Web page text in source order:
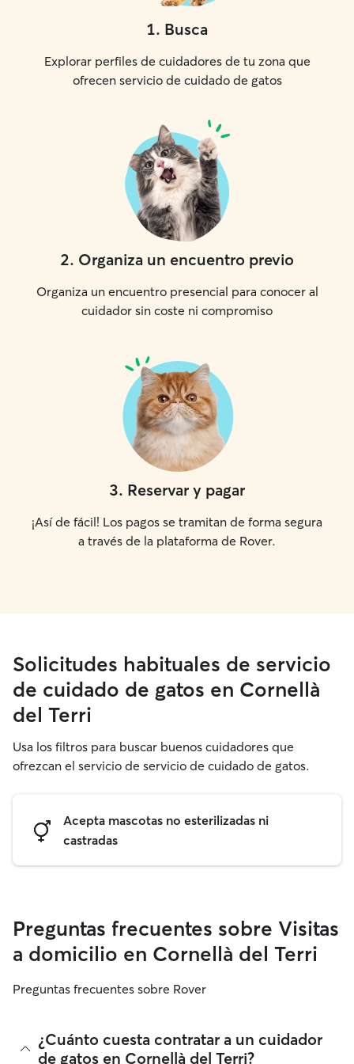
1. Busca
Explorar perfiles de cuidadores de tu zona que
ofrecen servicio de cuidado de gatos
2. Organiza un encuentro previo
Organiza un encuentro presencial para conocer al
cuidador sin coste ni compromiso
3. Reservar y pagar
¡Así de fácil! Los pagos se tramitan de forma segura
a través de la plataforma de Rover.
Solicitudes habituales de servicio
de cuidado de gatos en Cornellà
del Terri
Usa los filtros para buscar buenos cuidadores que
ofrezcan el servicio de servicio de cuidado de gatos.
Acepta mascotas no esterilizadas ni
castradas
Preguntas frecuentes sobre Visitas
a domicilio en Cornellà del Terri
Preguntas frecuentes sobre Rover
¿Cuánto cuesta contratar a un cuidador
de gatos en Cornellà del Terri?